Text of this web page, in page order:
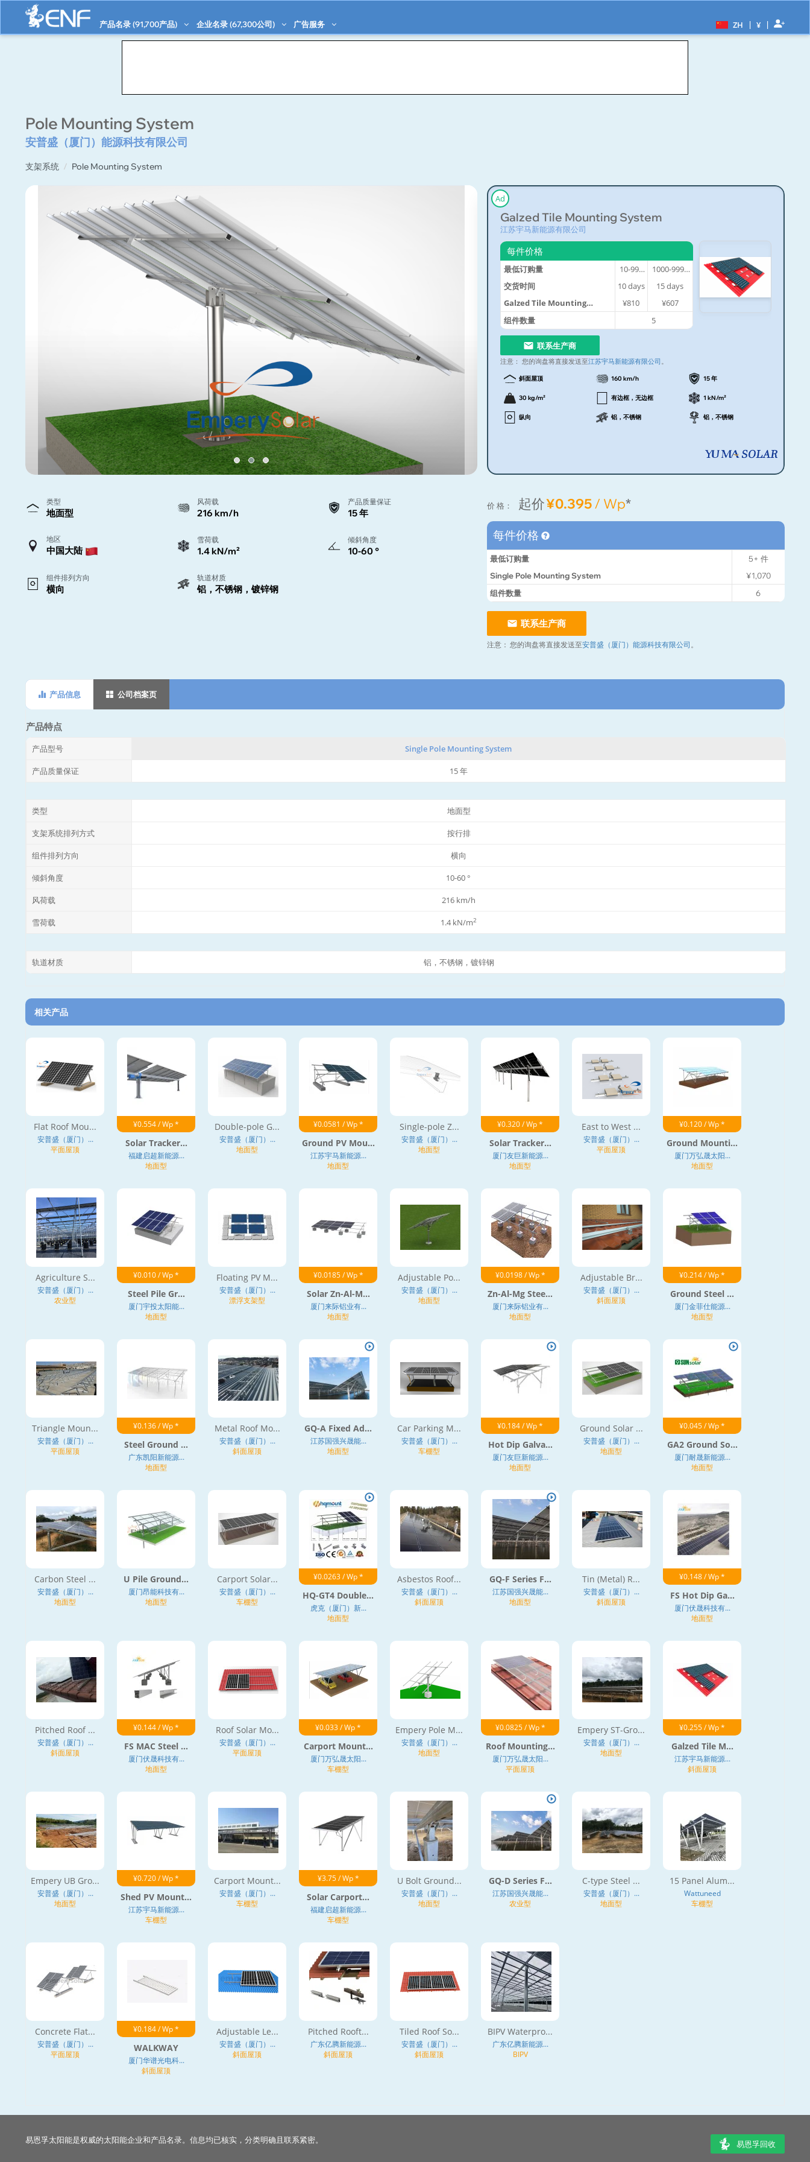
产品名录 (91,700产品) 企业名录 (67,300公司) 广告服务 ZH | ¥ |
Pole Mounting System
安普盛（厦门）能源科技有限公司
支架系统 Pole Mounting System
Ad
Galzed Tile Mounting System
江苏宇马新能源有限公司
每件价格
最低订购量
10-999
1000-9999
交货时间 10days 15days
Galzed Tile Mounting
System
¥810
¥607
组件数量
5
联系生产商
注意： 您的询盘将直接发送至江苏宇马新能源有限公司 。
斜面屋顶 160 km/h 15 年
30 kg/m² 有边框，无边框 1 kN/m²
纵向 铝，不锈钢 铝，不锈钢
类型
地面型
风荷载
216 km/h
产品质量保证
15 年
地区
中国大陆
雪荷载
1.4 kN/m²
倾斜角度
10-60 °
组件排列方向
横向
轨道材质
铝，不锈钢，镀锌钢
价 格： 起价¥0.395/ Wp*
每件价格
最低订购量 5+ 件
Single Pole Mounting System
¥1,070
组件数量
6
联系生产商
注意： 您的询盘将直接发送至安普盛（厦门）能源科技有限公司 。
产品信息 公司档案页
产品特点
产品型号 Single Pole Mounting System
产品质量保证 15 年
类型 地面型
支架系统排列方式 按行排
组件排列方向 横向
倾斜角度 10-60 °
风荷载 216 km/h
雪荷载 1.4 kN/m2
轨道材质 铝，不锈钢，镀锌钢
相关产品
Flat Roof Mou...
安普盛（厦门）...
平面屋顶
¥0.554 / Wp *
Solar Tracker...
福建启超新能源...
地面型
Double-pole G...
安普盛（厦门）...
地面型
¥0.0581 / Wp *
Ground PV Mou...
江苏宇马新能源...
地面型
Single-pole Z...
安普盛（厦门）...
地面型
¥0.320 / Wp *
Solar Tracker...
厦门友巨新能源...
地面型
East to West ...
安普盛（厦门）...
平面屋顶
¥0.120 / Wp *
Ground Mounti...
厦门万弘晟太阳...
地面型
Agriculture S...
安普盛（厦门）...
农业型
¥0.010 / Wp *
Steel Pile Gr...
厦门宇投太阳能...
地面型
Floating PV M...
安普盛（厦门）...
漂浮支架型
¥0.0185 / Wp *
Solar Zn-Al-M...
厦门来际铝业有...
地面型
Adjustable Po...
安普盛（厦门）...
地面型
¥0.0198 / Wp *
Zn-Al-Mg Stee...
厦门来际铝业有...
地面型
Adjustable Br...
安普盛（厦门）...
斜面屋顶
¥0.214 / Wp *
Ground Steel ...
厦门金菲仕能源...
地面型
Triangle Moun...
安普盛（厦门）...
平面屋顶
¥0.136 / Wp *
Steel Ground ...
广东凯阳新能源...
地面型
Metal Roof Mo...
安普盛（厦门）...
斜面屋顶
GQ-A Fixed Ad...
江苏国强兴晟能...
地面型
Car Parking M...
安普盛（厦门）...
车棚型
¥0.184 / Wp *
Hot Dip Galva...
厦门友巨新能源...
地面型
Ground Solar ...
安普盛（厦门）...
地面型
¥0.045 / Wp *
GA2 Ground So...
厦门耐晟新能源...
地面型
Carbon Steel ...
安普盛（厦门）...
地面型
U Pile Ground...
厦门昂能科技有...
地面型
Carport Solar...
安普盛（厦门）...
车棚型
¥0.0263 / Wp *
HQ-GT4 Double...
虎克（厦门）新...
地面型
Asbestos Roof...
安普盛（厦门）...
斜面屋顶
GQ-F Series F...
江苏国强兴晟能...
地面型
Tin (Metal) R...
安普盛（厦门）...
斜面屋顶
¥0.148 / Wp *
FS Hot Dip Ga...
厦门伏晟科技有...
地面型
Pitched Roof ...
安普盛（厦门）...
斜面屋顶
¥0.144 / Wp *
FS MAC Steel ...
厦门伏晟科技有...
地面型
Roof Solar Mo...
安普盛（厦门）...
平面屋顶
¥0.033 / Wp *
Carport Mount...
厦门万弘晟太阳...
车棚型
Empery Pole M...
安普盛（厦门）...
地面型
¥0.0825 / Wp *
Roof Mounting...
厦门万弘晟太阳...
平面屋顶
Empery ST-Gro...
安普盛（厦门）...
地面型
¥0.255 / Wp *
Galzed Tile M...
江苏宇马新能源...
斜面屋顶
Empery UB Gro...
安普盛（厦门）...
地面型
¥0.720 / Wp *
Shed PV Mount...
江苏宇马新能源...
车棚型
Carport Mount...
安普盛（厦门）...
车棚型
¥3.75 / Wp *
Solar Carport...
福建启超新能源...
车棚型
U Bolt Ground...
安普盛（厦门）...
地面型
GQ-D Series F...
江苏国强兴晟能...
农业型
C-type Steel ...
安普盛（厦门）...
地面型
15 Panel Alum...
Wattuneed
车棚型
Concrete Flat...
安普盛（厦门）...
平面屋顶
¥0.184 / Wp *
WALKWAY
厦门华谱光电科...
斜面屋顶
Adjustable Le...
安普盛（厦门）...
斜面屋顶
Pitched Rooft...
广东亿腾新能源...
斜面屋顶
Tiled Roof So...
安普盛（厦门）...
斜面屋顶
BIPV Waterpro...
广东亿腾新能源...
BIPV
易恩孚太阳能是权威的太阳能企业和产品名录。信息均已核实，分类明确且联系紧密。 易恩孚回收